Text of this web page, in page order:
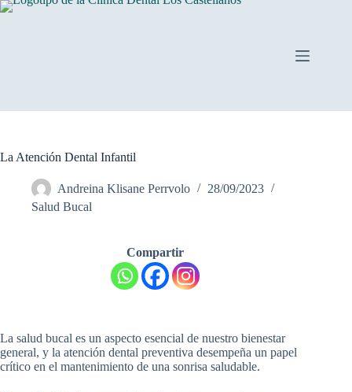
Saltar
La Atención Dental Infantil
Andreina Klisane Perrvolo
28/09/2023
Salud Bucal
Compartir
La salud bucal es un aspecto esencial de nuestro bienestar
general, y la atención dental preventiva desempeña un papel
crítico en el mantenimiento de una sonrisa saludable.